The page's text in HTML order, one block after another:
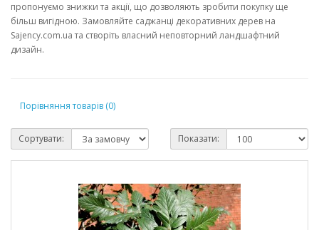
пропонуємо знижки та акції, що дозволяють зробити покупку ще
більш вигідною. Замовляйте саджанці декоративних дерев на
Sajency.com.ua та створіть власний неповторний ландшафтний
дизайн.
Порівняння товарів (0)
Сортувати: Показати: